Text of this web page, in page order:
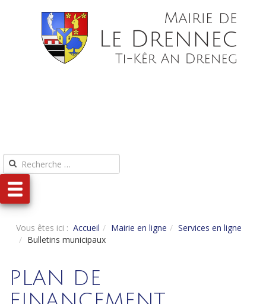
Aller au contenu Aller au menu
Vous êtes ici : Accueil Mairie en ligne
Services en ligne
Bulletins municipaux
PLAN DE